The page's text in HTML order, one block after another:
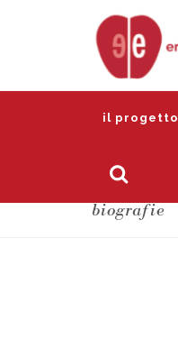
il progetto
biografie